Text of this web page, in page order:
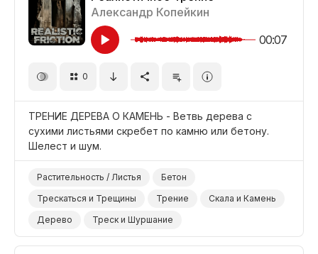
Александр Копейкин
00:07
0
ТРЕНИЕ ДЕРЕВА О КАМЕНЬ - Ветвь дерева с
сухими листьями скребет по камню или бетону.
Шелест и шум.
Растительность / Листья
Бетон
Трескаться и Трещины
Трение
Скала и Камень
Дерево
Треск и Шуршание